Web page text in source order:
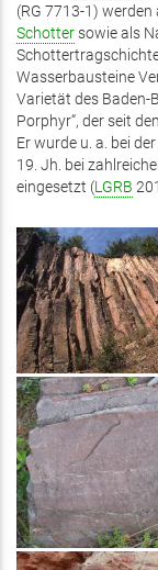
(RG 7713-1) werden
Schottersowie als
Wasserbausteine
Varietät des Baden-
Porphyr“, der seit
Er wurde u. a. bei
19. Jh. bei
eingesetzt (LGRB